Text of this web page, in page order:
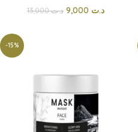
د.ت13,000 د.ت
-15%